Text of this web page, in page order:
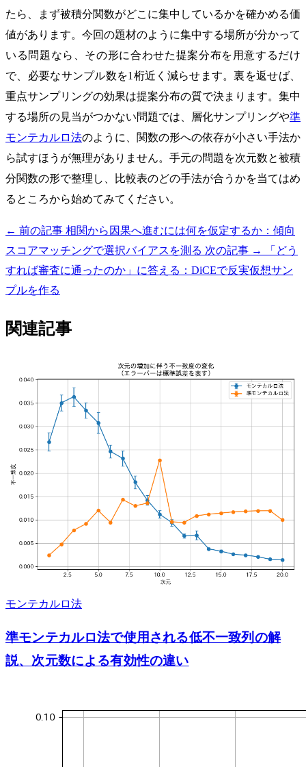
たら、まず被積分関数がどこに集中しているかを確かめる価
値があります。今回の題材のように集中する場所が分かって
いる問題なら、その形に合わせた提案分布を用意するだけ
で、必要なサンプル数を1桁近く減らせます。裏を返せば、
重点サンプリングの効果は提案分布の質で決まります。集中
する場所の見当がつかない問題では、層化サンプリングや準
モンテカルロ法のように、関数の形への依存が小さい手法か
ら試すほうが無理がありません。手元の問題を次元数と被積
分関数の形で整理し、比較表のどの手法が合うかを当てはめ
るところから始めてみてください。
← 前の記事 相関から因果へ進むには何を仮定するか：傾向
スコアマッチングで選択バイアスを測る 次の記事 →
「どう
すれば審査に通ったのか」に答える：DiCEで反実仮想サン
プルを作る
関連記事
モンテカルロ法
準モンテカルロ法で使用される低不一致列の解
説、次元数による有効性の違い